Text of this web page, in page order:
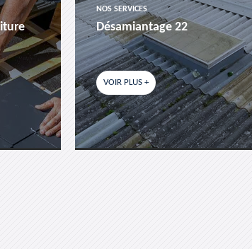
NOS SERVICES
Désamiantage 22
VOIR PLUS +